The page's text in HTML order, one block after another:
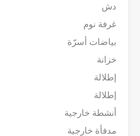
دش
غرفة نوم
بياضات أسرّة
خزانة
إطلالة
إطلالة
أنشطة خارجية
مدفأة خارجية